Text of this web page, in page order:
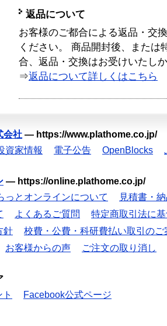
返品について
お客様のご都合による返品・交
ください。 商品開封後、または
合、返品・交換はお受けいたし
⇒返品について詳しくはこちら
会社 — https://www.plathome.co.jp/
資家情報 電子公告 OpenBlocks
— https://online.plathome.co.jp/
っとオンラインについて
見積書・
よくあるご質問
特定商取引法に
針
校費・公費・科研費払い取引のご
お客様からの声 ご注文の取り消し
Facebook公式ページ